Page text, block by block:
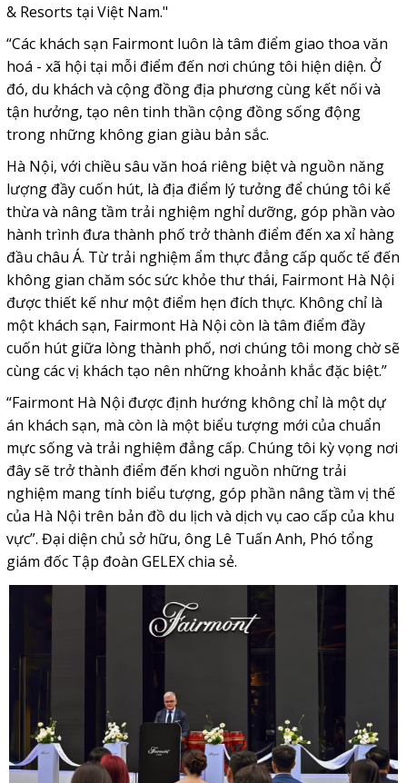
& Resorts tại Việt Nam."
“Các khách sạn Fairmont luôn là tâm điểm giao thoa văn
hoá - xã hội tại mỗi điểm đến nơi chúng tôi hiện diện. Ở
đó, du khách và cộng đồng địa phương cùng kết nối và
tận hưởng, tạo nên tinh thần cộng đồng sống động
trong những không gian giàu bản sắc.
Hà Nội, với chiều sâu văn hoá riêng biệt và nguồn năng
lượng đầy cuốn hút, là địa điểm lý tưởng để chúng tôi kế
thừa và nâng tầm trải nghiệm nghỉ dưỡng, góp phần vào
hành trình đưa thành phố trở thành điểm đến xa xỉ hàng
đầu châu Á. Từ trải nghiệm ẩm thực đẳng cấp quốc tế đến
không gian chăm sóc sức khỏe thư thái, Fairmont Hà Nội
được thiết kế như một điểm hẹn đích thực. Không chỉ là
một khách sạn, Fairmont Hà Nội còn là tâm điểm đầy
cuốn hút giữa lòng thành phố, nơi chúng tôi mong chờ sẽ
cùng các vị khách tạo nên những khoảnh khắc đặc biệt.”
“Fairmont Hà Nội được định hướng không chỉ là một dự
án khách sạn, mà còn là một biểu tượng mới của chuẩn
mực sống và trải nghiệm đẳng cấp. Chúng tôi kỳ vọng nơi
đây sẽ trở thành điểm đến khơi nguồn những trải
nghiệm mang tính biểu tượng, góp phần nâng tầm vị thế
của Hà Nội trên bản đồ du lịch và dịch vụ cao cấp của khu
vực”. Đại diện chủ sở hữu, ông Lê Tuấn Anh, Phó tổng
giám đốc Tập đoàn GELEX chia sẻ.